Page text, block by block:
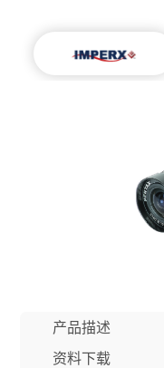
产品描述
资料下载